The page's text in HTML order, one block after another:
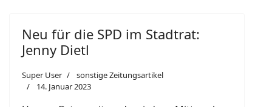
Neu für die SPD im Stadtrat:
Jenny Dietl
Super User
sonstige Zeitungsartikel
14. Januar 2023